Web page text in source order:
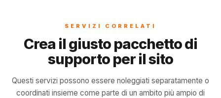
SERVIZI CORRELATI
Crea il giusto pacchetto di
supporto per il sito
Questi servizi possono essere noleggiati separatamente o
coordinati insieme come parte di un ambito più ampio di